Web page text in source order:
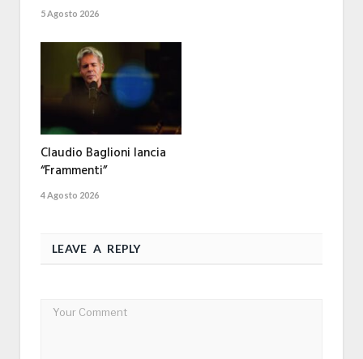
5 Agosto 2026
Claudio Baglioni lancia
“Frammenti”
4 Agosto 2026
LEAVE A REPLY